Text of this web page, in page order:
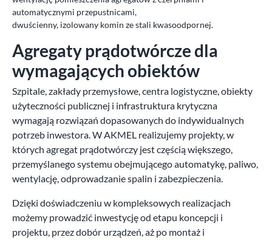
automatycznymi przepustnicami,
dwuścienny, izolowany komin ze stali kwasoodpornej.
Agregaty prądotwórcze dla
wymagających obiektów
Szpitale, zakłady przemysłowe, centra logistyczne, obiekty
użyteczności publicznej i infrastruktura krytyczna
wymagają rozwiązań dopasowanych do indywidualnych
potrzeb inwestora. W AKMEL realizujemy projekty, w
których agregat prądotwórczy jest częścią większego,
przemyślanego systemu obejmującego automatykę, paliwo,
wentylację, odprowadzanie spalin i zabezpieczenia.
Dzięki doświadczeniu w kompleksowych realizacjach
możemy prowadzić inwestycję od etapu koncepcji i
projektu, przez dobór urządzeń, aż po montaż i